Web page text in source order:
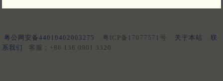
粤公网安备44010402003275 粤ICP备17077571号 关于本站
联
系我们
客服：+86 136 0901 3320